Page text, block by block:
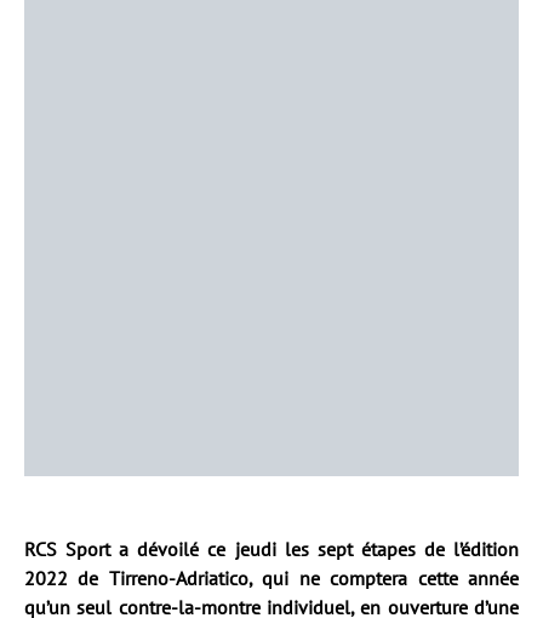
RCS Sport a dévoilé ce jeudi les sept étapes de l’édition
2022 de Tirreno-Adriatico, qui ne comptera cette année
qu’un seul contre-la-montre individuel, en ouverture d’une